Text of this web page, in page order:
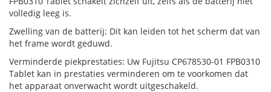
volledig leeg is.
Zwelling van de batterij: Dit kan leiden tot het scherm dat van
het frame wordt geduwd.
Verminderde piekprestaties: Uw Fujitsu CP678530-01 FPB0310
Tablet kan in prestaties verminderen om te voorkomen dat
het apparaat onverwacht wordt uitgeschakeld.